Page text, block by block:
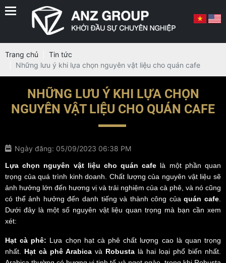
Trang chủ
Tin tức
Những lưu ý khi lựa chọn nguyên vật liệu cho quán cafe
NHỮNG LƯU Ý KHI LỰA CHỌN
NGUYÊN VẬT LIỆU CHO QUÁN CAFE
Ngày đăng: 05/09/2023 06:38 PM
Lựa chọn nguyên vật liệu cho quán cafe là một phần quan
trọng của quá trình kinh doanh. Chất lượng của nguyên vật liệu sẽ
ảnh hưởng lớn đến hương vị và trải nghiệm của cà phê, và nó cũng
có thể ảnh hưởng đến danh tiếng và thành công củaquán cafe
Dưới đây là một số nguyên vật liệu quan trọng mà bạn cần xem
xét:
Hạt cà phê: Lựa chọn hạt cà phê chất lượng cao là quan trọng
nhất. Hạt cà phê Arabica và Robusta là hai loại phổ biến nhất.